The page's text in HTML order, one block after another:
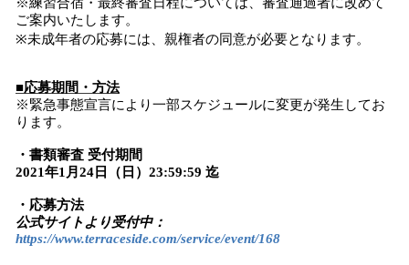
ご案内いたします。
※未成年者の応募には、親権者の同意が必要となります。
■応募期間・方法
※緊急事態宣言により一部スケジュールに変更が発生してお
ります。
・書類審査 受付期間
2021年1月24日（日）23:59:59 迄
・応募方法
公式サイトより受付中：
https://www.terraceside.com/service/event/168